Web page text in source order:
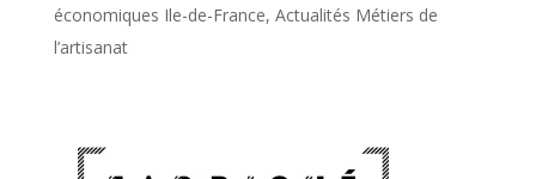
économiques Ile-de-France, Actualités Métiers de
l’artisanat